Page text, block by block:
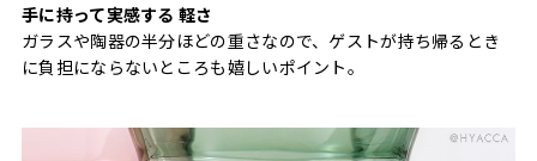
手に持って実感する 軽さ
ガラスや陶器の半分ほどの重さなので、ゲストが持ち帰るとき
に負担にならないところも嬉しいポイント。